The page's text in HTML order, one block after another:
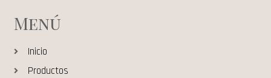
Menú
Inicio
Productos